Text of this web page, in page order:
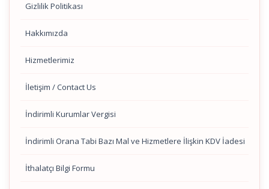
Gizlilik Politikası
Hakkımızda
Hizmetlerimiz
İletişim / Contact Us
İndirimli Kurumlar Vergisi
İndirimli Orana Tabi Bazı Mal ve Hizmetlere İlişkin KDV İadesi
İthalatçı Bilgi Formu